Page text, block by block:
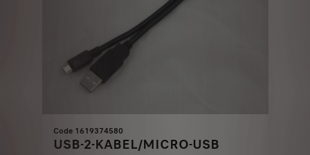
Code 1619374580
USB-2-KABEL/MICRO-USB